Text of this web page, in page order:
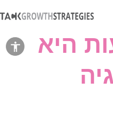
הצג
היא